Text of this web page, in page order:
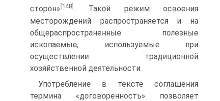
сторон» [148] . Такой режим освоения
месторождений распространяется и на
общераспространенные полезные
ископаемые, используемые при
осуществлении традиционной
хозяйственной деятельности.
Употребление в тексте соглашения
термина «договоренность» позволяет